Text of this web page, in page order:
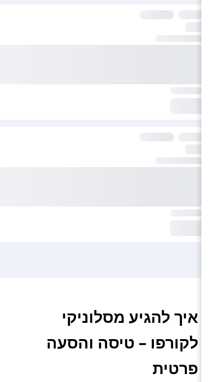
איך להגיע מסלוניקי
לקורפו – טיסה והסעה
פרטית